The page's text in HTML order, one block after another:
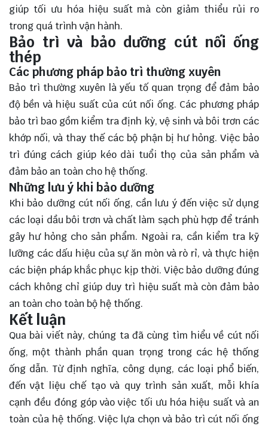
giúp tối ưu hóa hiệu suất mà còn giảm thiểu rủi ro
trong quá trình vận hành.
Bảo trì và bảo dưỡng cút nối ống
thép
Các phương pháp bảo trì thường xuyên
Bảo trì thường xuyên là yếu tố quan trọng để đảm bảo
độ bền và hiệu suất của cút nối ống. Các phương pháp
bảo trì bao gồm kiểm tra định kỳ, vệ sinh và bôi trơn các
khớp nối, và thay thế các bộ phận bị hư hỏng. Việc bảo
trì đúng cách giúp kéo dài tuổi thọ của sản phẩm và
đảm bảo an toàn cho hệ thống.
Những lưu ý khi bảo dưỡng
Khi bảo dưỡng cút nối ống, cần lưu ý đến việc sử dụng
các loại dầu bôi trơn và chất làm sạch phù hợp để tránh
gây hư hỏng cho sản phẩm. Ngoài ra, cần kiểm tra kỹ
lưỡng các dấu hiệu của sự ăn mòn và rò rỉ, và thực hiện
các biện pháp khắc phục kịp thời. Việc bảo dưỡng đúng
cách không chỉ giúp duy trì hiệu suất mà còn đảm bảo
an toàn cho toàn bộ hệ thống.
Kết luận
Qua bài viết này, chúng ta đã cùng tìm hiểu về cút nối
ống, một thành phần quan trọngtrong các hệ thống
ống dẫn. Từ định nghĩa, công dụng, các loại phổ biến,
đến vật liệu chế tạo và quy trình sản xuất, mỗi khía
cạnh đều đóng góp vào việc tối ưu hóa hiệu suất và an
toàn của hệ thống. Việc lựa chọn và bảo trì cút nối ống